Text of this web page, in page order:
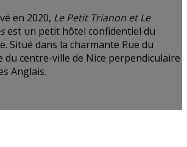
en 2020, Le Petit Trianon et Le
est un petit hôtel confidentiel du
Situé dans la charmante Rue du
du centre-ville de Nice perpendiculaire
Anglais.